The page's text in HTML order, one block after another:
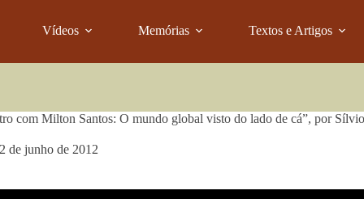
Vídeos Memórias Textos e Artigos
com Milton Santos: O mundo global visto do lado de cá”, por
de junho de 2012